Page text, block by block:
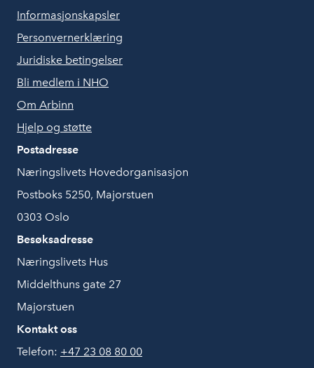
Informasjonskapsler
Personvernerklæring
Juridiske betingelser
Bli medlem i NHO
Om Arbinn
Hjelp og støtte
Postadresse
Næringslivets Hovedorganisasjon
Postboks 5250, Majorstuen
0303 Oslo
Besøksadresse
Næringslivets Hus
Middelthuns gate 27
Majorstuen
Kontakt oss
Telefon: +47 23 08 80 00